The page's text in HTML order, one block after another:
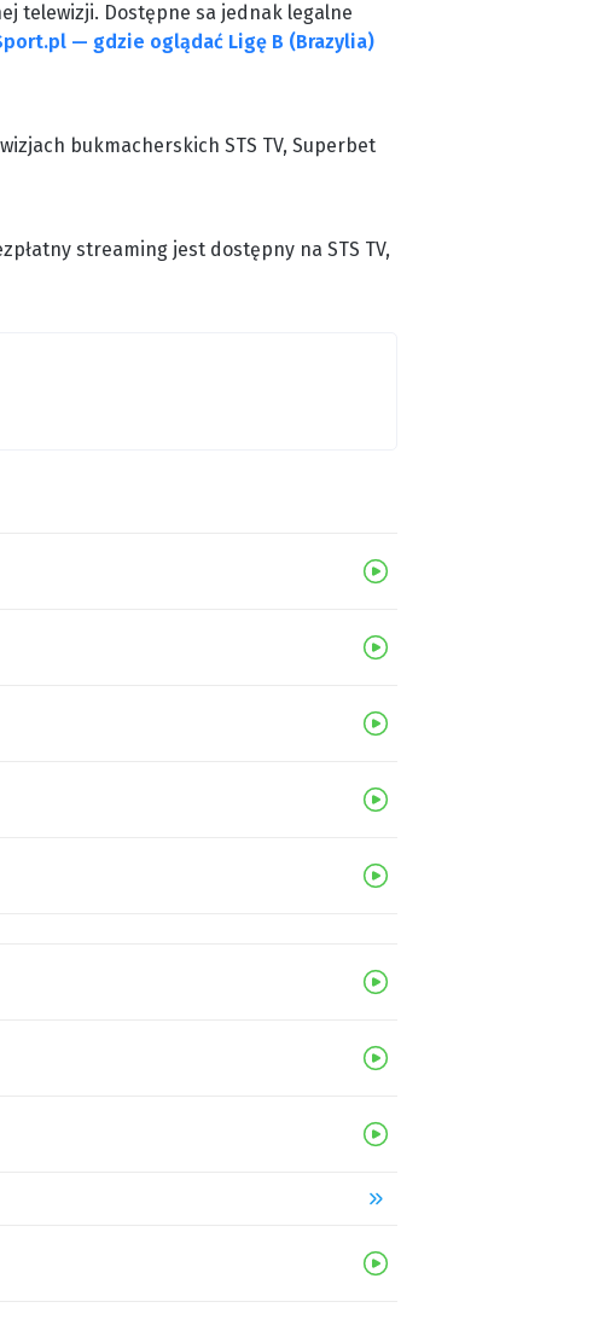
telewizji. Dostępne sa jednak legalne
— gdzie oglądać Ligę B (Brazylia)
bukmacherskich STS TV, Superbet
streaming jest dostępny na STS TV,